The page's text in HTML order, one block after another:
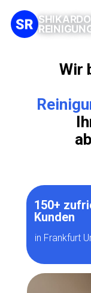
Home
LEISTUNGEN
Polster- &
Wir
in Frankfurt
150+
Kunden